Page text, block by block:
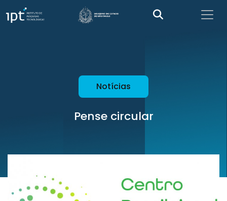
Notícias
Pense circular